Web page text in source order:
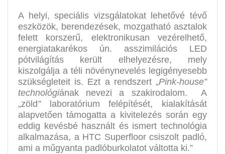
A helyi, speciális vizsgálatokat lehetővé tévő
eszközök, berendezések, mozgatható asztalok
felett korszerű, elektronikusan vezérelhető,
energiatakarékos ún. asszimilációs LED
pótvilágítás került elhelyezésre, mely
kiszolgálja a téli növénynevelés legigényesebb
szükségleteit is. Ezt a rendszert „Pink-house”
technológiának nevezi a szakirodalom. A
„zöld”laboratórium felépítését, kialakítását
alapvetően támogatta a kivitelezés során egy
eddig kevésbé használt és ismert technológia
alkalmazása, a HTC Superfloor csiszolt padló,
ami a műgyanta padlóburkolatot váltotta ki.”